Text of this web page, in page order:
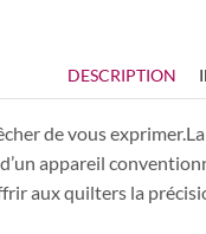
DESCRIPTION
de vous exprimer.La
appareil
aux quilters la